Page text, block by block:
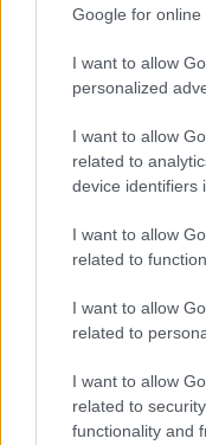
Google for online
I want to allow
personalized
I want to allow
related to
device identifiers
I want to allow
related to
I want to allow
related to
I want to allow
related to
functionality and
Stato etico
diMax Del
26 Marzo 2020,